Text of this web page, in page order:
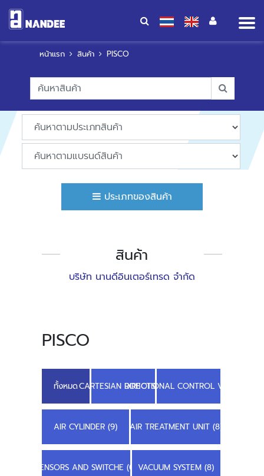
หน้าแรก สินค้า PISCO
ประเภทของสินค้า
สินค้า
บริษัท นานดีอินเตอร์เทรด จำกัด
PISCO
ทั้งหมดCARTESIAN ROBOTS (9)DIRECTIONAL CONTROL VALVE (1)
AIR CYLINDER (9) AIR TREATMENT UNIT (8)
SENSORS AND SWITCHE (0) VACUUM SYSTEM (8)